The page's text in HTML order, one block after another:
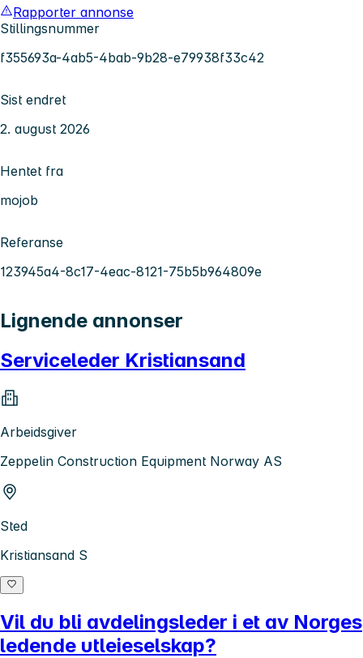
Rapporter annonse
Stillingsnummer
f355693a-4ab5-4bab-9b28-e79938f33c42
Sist endret
2. august 2026
Hentet fra
mojob
Referanse
123945a4-8c17-4eac-8121-75b5b964809e
Lignende annonser
Serviceleder Kristiansand
Arbeidsgiver
Zeppelin Construction Equipment Norway AS
Sted
Kristiansand S
Vil du bli avdelingsleder i et av Norges
ledende utleieselskap?